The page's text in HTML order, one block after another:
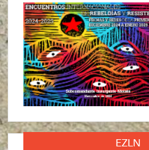
EZLN